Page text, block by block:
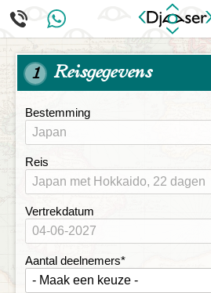
1 Reisgegevens
Bestemming
Reis
Vertrekdatum
Aantal deelnemers*